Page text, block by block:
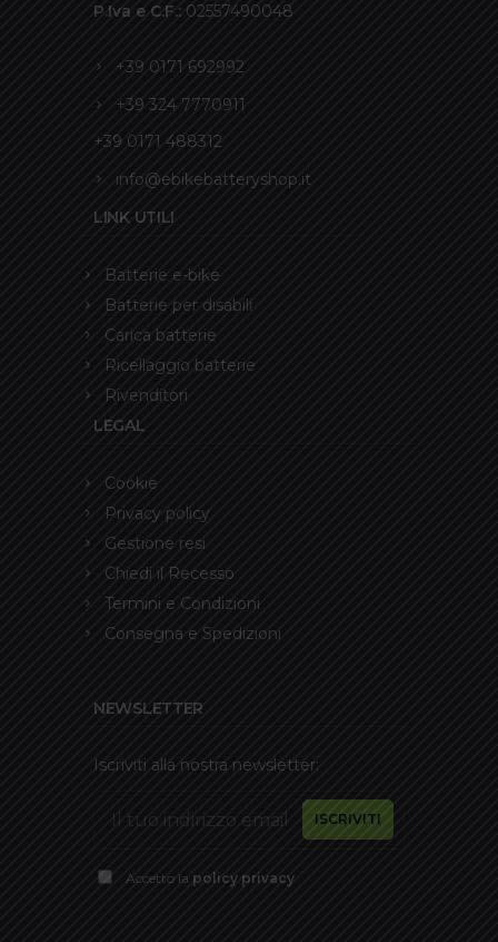
P.Iva e C.F.: 02557490048
+39 0171 692992
+39 324 7770911
+39 0171 488312
info@ebikebatteryshop.it
LINK UTILI
Batterie e-bike
Batterie per disabili
Carica batterie
Ricellaggio batterie
Rivenditori
LEGAL
Cookie
Privacy policy
Gestione resi
Chiedi il Recesso
Termini e Condizioni
Consegna e Spedizioni
NEWSLETTER
Iscriviti alla nostra newsletter:
Accetto la policy privacy